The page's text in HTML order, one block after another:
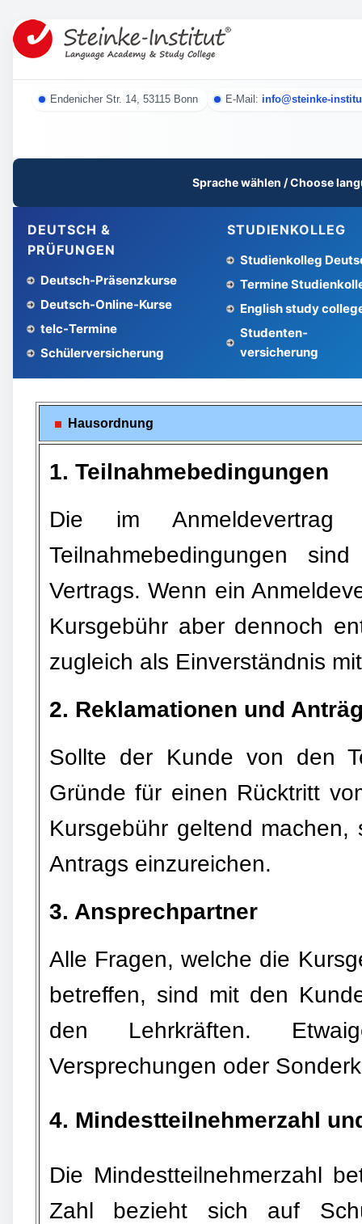
Endenicher Str. 14, 53115 Bonn E-Mail: info@steinke-
Sprache wählen / Choose
DEUTSCH &
PRÜFUNGEN
Deutsch-Präsenzkurse
Deutsch-Online-Kurse
telc-Termine
Schüler­versicherung
STUDIENKOLLEG
Studienkolleg
Termine
English study
Studenten­
versicherung
Hausordnung
1. Teilnahmebedingungen
Die im
Teilnahmebedingungen
Vertrags. Wenn ein
Kursgebühr aber dennoch
zugleich als Einverständnis
2. Reklamationen und
Sollte der Kunde von den
Gründe für einen Rücktritt
Kursgebühr geltend
Antrags einzureichen.
3. Ansprechpartner
Alle Fragen, welche die
betreffen, sind mit den
den Lehrkräften.
Versprechungen oder
4. Mindestteilnehmerzahl
Die Mindestteilnehmerzahl
Zahl bezieht sich auf